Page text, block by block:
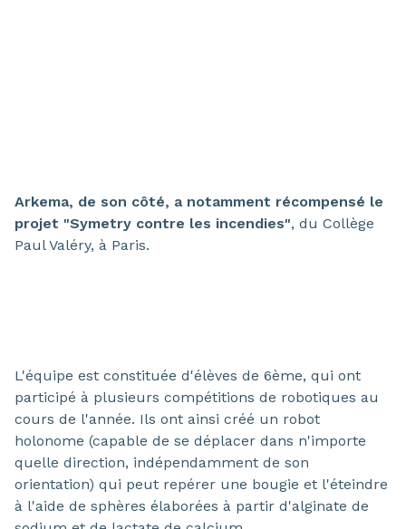
Arkema, de son côté, a notamment récompensé le
projet "Symetry contre les incendies", du Collège
Paul Valéry, à Paris.
L'équipe est constituée d'élèves de 6ème, qui ont
participé à plusieurs compétitions de robotiques au
cours de l'année. Ils ont ainsi créé un robot
holonome (capable de se déplacer dans n'importe
quelle direction, indépendamment de son
orientation) qui peut repérer une bougie et l'éteindre
à l'aide de sphères élaborées à partir d'alginate de